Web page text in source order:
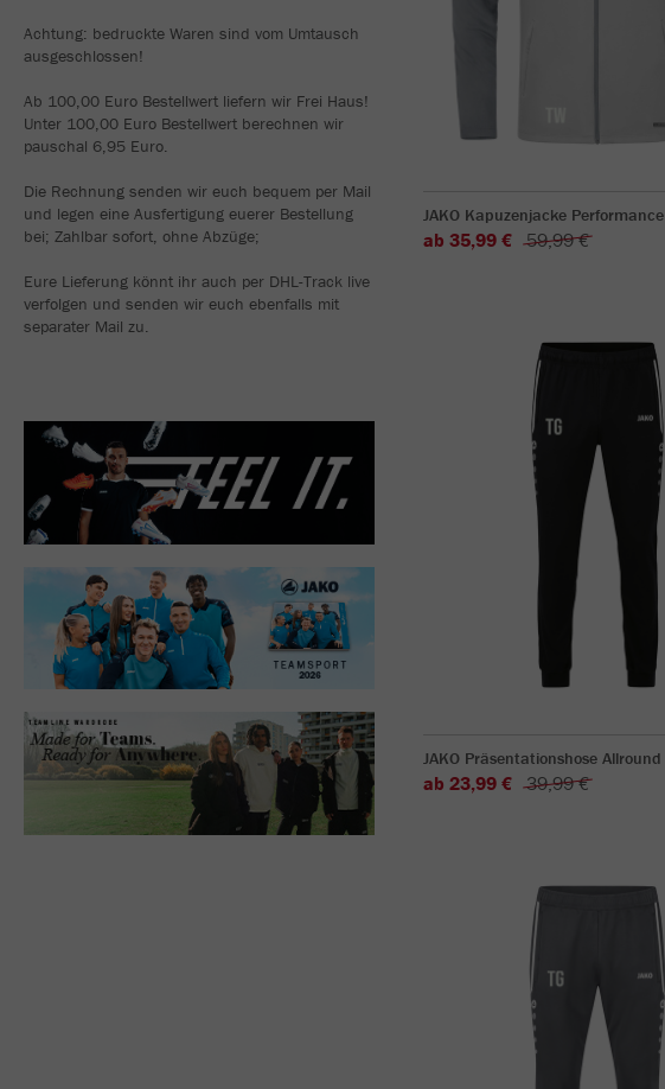
Achtung: bedruckte Waren sind vom Umtausch
ausgeschlossen!
Ab 100,00 Euro Bestellwert liefern wir Frei Haus!
Unter 100,00 Euro Bestellwert berechnen wir
pauschal 6,95 Euro.
Die Rechnung senden wir euch bequem per Mail
und legen eine Ausfertigung euerer Bestellung
bei; Zahlbar sofort, ohne Abzüge;
Eure Lieferung könnt ihr auch per DHL-Track live
verfolgen und senden wir euch ebenfalls mit
separater Mail zu.
JAKO Kapuzenjacke Performance
ab 35,99 € 59,99 €
JAKO Präsentationshose Allround
ab 23,99 € 39,99 €